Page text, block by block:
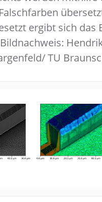
ergibt sich das
TU